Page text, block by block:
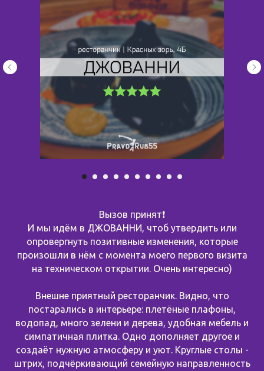
Вызов принят❗️
И мы идём в ДЖОВАННИ, чтоб утвердить или
опровергнуть позитивные изменения, которые
произошли в нём с момента моего первого визита
на техническом открытии. Очень интересно)
Внешне приятный ресторанчик. Видно, что
постарались в интерьере: плетёные плафоны,
водопад, много зелени и дерева, удобная мебель и
симпатичная плитка. Одно дополняет другое и
создаёт нужную атмосферу и уют. Круглые столы -
штрих, подчёркивающий семейную направленность